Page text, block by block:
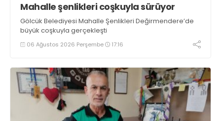
Mahalle şenlikleri coşkuyla sürüyor
Gölcük Belediyesi Mahalle Şenlikleri Değirmendere’de
büyük coşkuyla gerçekleşti
06 Ağustos 2026 Perşembe 17:16